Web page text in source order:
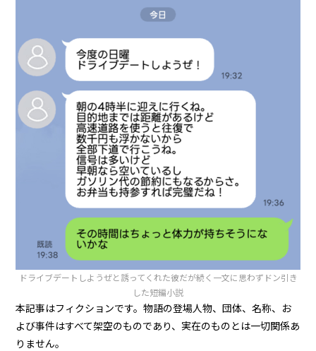
ドライブデートしようぜと誘ってくれた彼だが続く一文に思わずドン引き
した短編小説
本記事はフィクションです。物語の登場人物、団体、名称、お
よび事件はすべて架空のものであり、実在のものとは一切関係あ
りません。